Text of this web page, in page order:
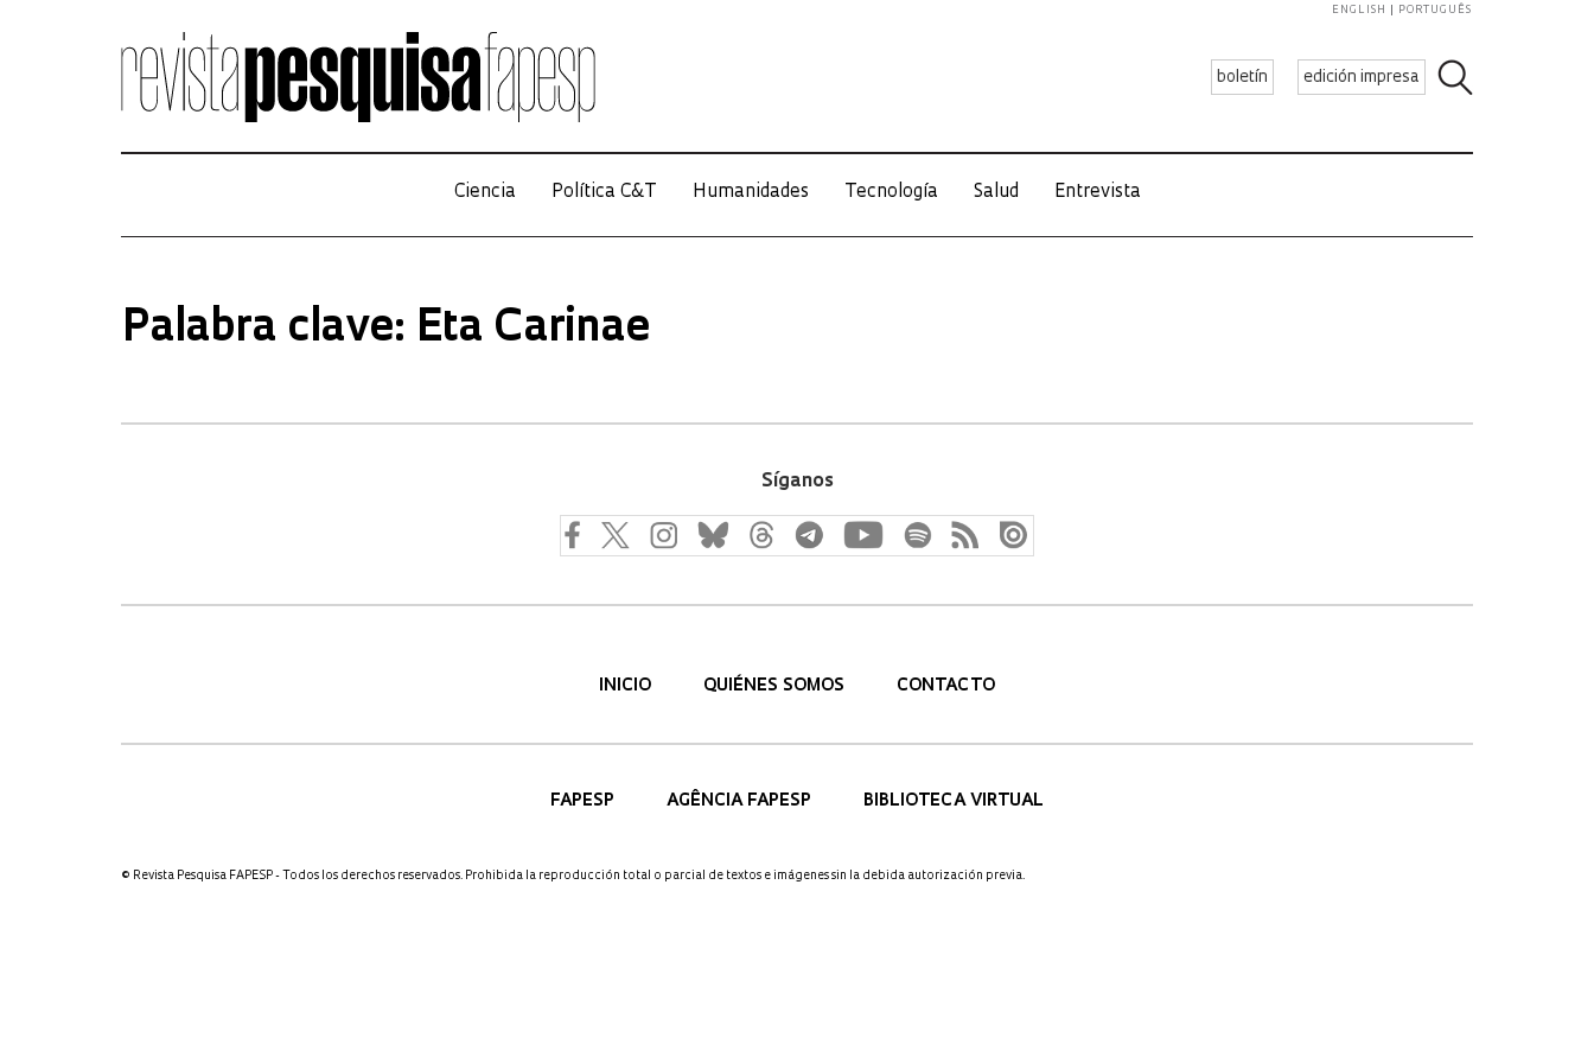
boletín edición impresa
ENGLISH PORTUGUÊS
Ciencia Política C&T Humanidades Tecnología Salud Entrevista
Palabra clave: Eta Carinae
Síganos
INICIO QUIÉNES SOMOS CONTACTO
FAPESP AGÊNCIA FAPESP BIBLIOTECA VIRTUAL
© Revista Pesquisa FAPESP - Todos los derechos reservados. Prohibida la reproducción total o parcial de textos e imágenes sin la debida autorización previa.